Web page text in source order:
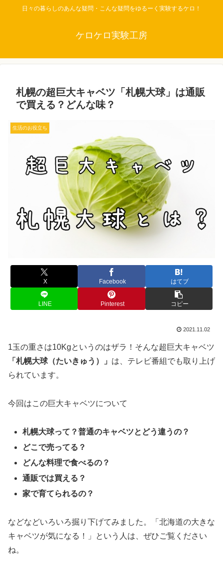
日々の暮らしのあんな疑問・こんな疑問をゆるーく実験するケロ！
ケロケロ実験工房
札幌の超巨大キャベツ「札幌大球」は通販
で買える？どんな味？
生活のお役立ち
X Facebook はてブ
LINE Pinterest コピー
2021.11.02
1玉の重さは10Kgというのはザラ！そんな超巨大キャベツ
「札幌大球（たいきゅう）」 は、テレビ番組でも取り上げ
られています。
今回はこの巨大キャベツについて
札幌大球って？普通のキャベツとどう違うの？
どこで売ってる？
どんな料理で食べるの？
通販では買える？
家で育てられるの？
などなどいろいろ掘り下げてみました。「北海道の大きな
キャベツが気になる！」という人は、ぜひご覧ください
ね。